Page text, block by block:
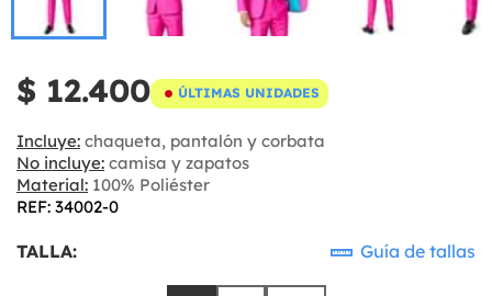
$ 12.400 ÚLTIMAS UNIDADES
Incluye: chaqueta, pantalón y corbata
No incluye: camisa y zapatos
Material: 100% Poliéster
REF: 34002-0
TALLA: Guía de tallas